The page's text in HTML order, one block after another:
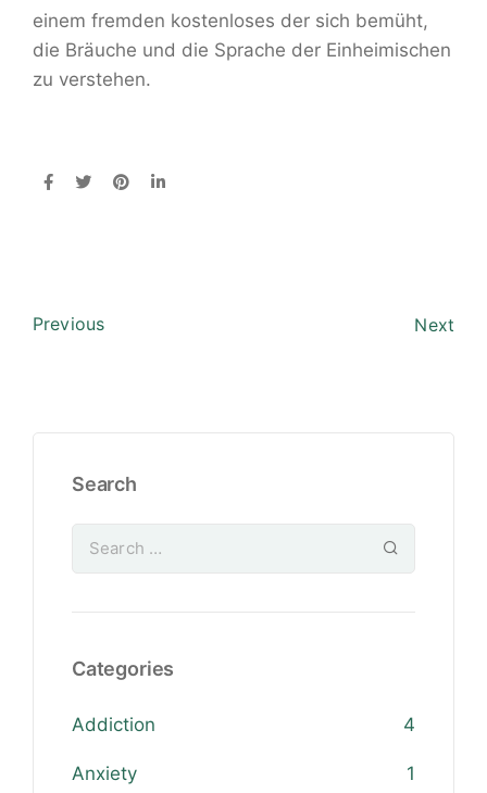
einem fremden kostenloses der sich bemüht,
die Bräuche und die Sprache der Einheimischen
zu verstehen.
Previous Next
Search
Categories
Addiction 4
Anxiety 1